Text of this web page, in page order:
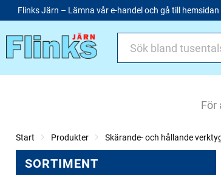
Flinks Järn – Lämna vår e-handel och gå till
För
Start Produkter Skärande- och hållande
SORTIMENT